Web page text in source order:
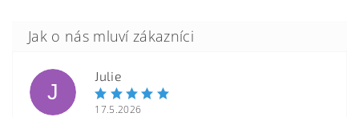
J
Julie
17.5.2026